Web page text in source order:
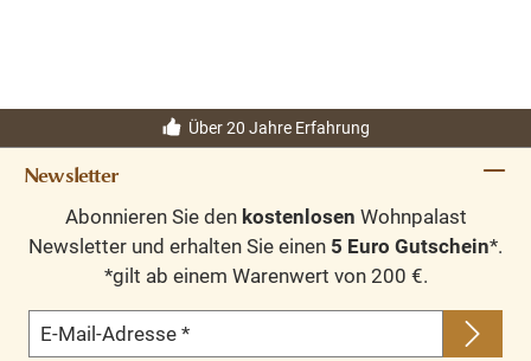
Über 20 Jahre Erfahrung
Newsletter
Abonnieren Sie den kostenlosen Wohnpalast
Newsletter und erhalten Sie einen 5 Euro Gutschein*.
*gilt ab einem Warenwert von 200 €.
E-Mail-Adresse *